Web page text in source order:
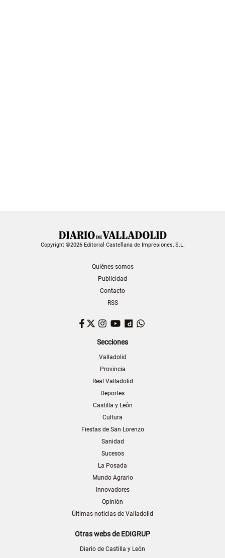
Copyright ©2026 Editorial Castellana de Impresiones, S.L.
Quiénes somos
Publicidad
Contacto
RSS
Facebook
TwitterInstagram
YouTubeDailymotion
Secciones
Valladolid
Provincia
Real Valladolid
Deportes
Castilla y León
Cultura
Fiestas de San Lorenzo
Sanidad
Sucesos
La Posada
Mundo Agrario
Innovadores
Opinión
Últimas noticias de Valladolid
Otras webs de EDIGRUP
Diario de Castilla y León